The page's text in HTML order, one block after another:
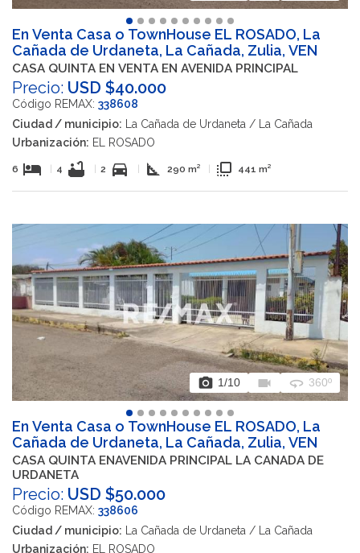
En Venta Casa o TownHouse EL ROSADO, La
Cañada de Urdaneta, La Cañada, Zulia, VEN
CASA QUINTA EN VENTA EN AVENIDA PRINCIPAL
Precio: USD $40.000
Código REMAX: 338608
Ciudad / municipio: La Cañada de Urdaneta / La Cañada
Urbanización: EL ROSADO
6 hotel 4 bathtub 2 directions_car square_foot 290 m² flip_to_front 441 m²
photo_camera 1/10 videocam 360 360º
En Venta Casa o TownHouse EL ROSADO, La
Cañada de Urdaneta, La Cañada, Zulia, VEN
CASA QUINTA ENAVENIDA PRINCIPAL LA CANADA DE
URDANETA
Precio: USD $50.000
Código REMAX: 338606
Ciudad / municipio: La Cañada de Urdaneta / La Cañada
Urbanización: EL ROSADO